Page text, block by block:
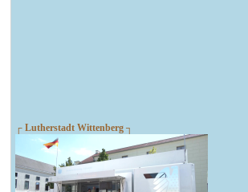
┌ Lutherstadt Wittenberg ┐